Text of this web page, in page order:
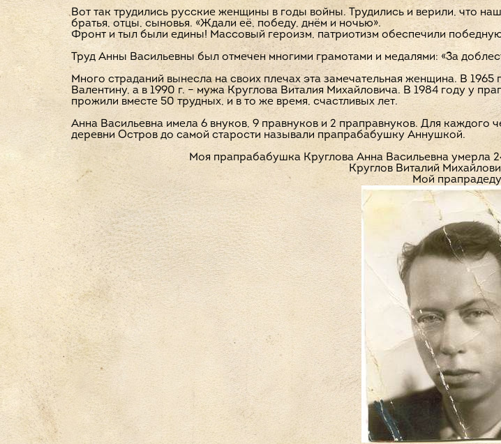
Вот так трудились русские женщины в годы войны. Трудились и верили, что
братья, отцы, сыновья. «Ждали её, победу, днём и ночью».
Фронт и тыл были едины! Массовый героизм, патриотизм обеспечили победную
Труд Анны Васильевны был отмечен многими грамотами и медалями: «За
Много страданий вынесла на своих плечах эта замечательная женщина. В 1965
Валентину, а в 1990 г. – мужа Круглова Виталия Михайловича. В 1984 году у
прожили вместе 50 трудных, и в то же время, счастливых лет.
Анна Васильевна имела 6 внуков, 9 правнуков и 2 праправнуков. Для
деревни Остров до самой старости называли прапрабабушку Аннушкой.
Моя прапрабабушка Круглова Анна Васильевна умерла
Круглов Виталий
Мой